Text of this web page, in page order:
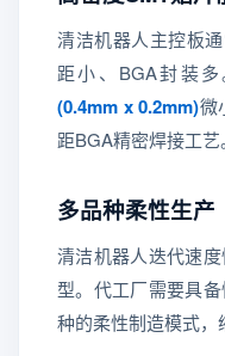
清洁机器人主控板
距小、BGA封装
(0.4mm x 0.2mm)微
距BGA精密焊接工艺。
多品种柔性生产
清洁机器人迭代速
型。代工厂需要具
种的柔性制造模式，